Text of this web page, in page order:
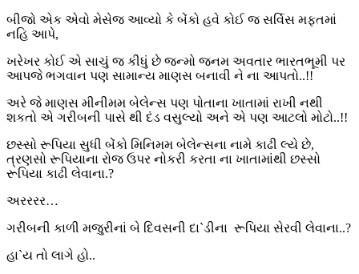
બીજો એક એવો મેસેજ આવ્યો કે બેંકો હવે કોઈ જ સર્વિસ મફતમાં
નહિ આપે,
ખરેખર કોઈ એ સાચું જ કીધું છે જન્મો જનમ અવતાર ભારતભૂમી પર
આપજે ભગવાન પણ સામાન્ય માણસ બનાવી ને ના આપતો..!!
અરે જે માણસ મીનીમમ બેલેન્સ પણ પોતાના ખાતામાં રાખી નથી
શકતો એ ગરીબની પાસે થી દંડ વસુલ્યો અને એ પણ આટલો મોટો..!!
છસ્સો રૂપિયા સુધી બેંકો મિનિમમ બેલેન્સના નામે કાઢી લ્યે છે,
ત્રણસો રૂપિયાના રોજ ઉપર નોકરી કરતા ના ખાતામાંથી છસ્સો
રૂપિયા કાઢી લેવાના.?
અરરરર…
ગરીબની કાળી મજુરીનાં બે દિવસની દા`ડીના રૂપિયા સેરવી લેવાના..?
હા`ય તો લાગે હો..